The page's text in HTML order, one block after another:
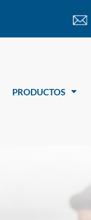
PRODUCTOS